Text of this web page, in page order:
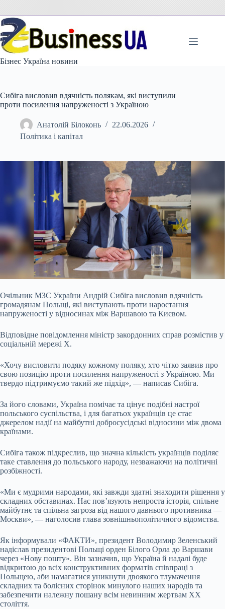
вмісту
Бізнес Україна новини
Сибіга висловив вдячність полякам, які виступили
проти посилення напруженості з Україною
Анатолій Білоконь
22.06.2026
Політика і капітал
Очільник МЗС України Андрій Сибіга висловив вдячність
громадянам Польщі, які виступають проти наростання
напруженості у відносинах між Варшавою та Києвом.
Відповідне повідомлення міністр закордонних справ розмістив у
соціальній мережі X.
«Хочу висловити подяку кожному поляку, хто чітко заявив про
свою позицію проти посилення напруженості з Україною. Ми
твердо підтримуємо такий же підхід», — написав Сибіга.
За його словами, Україна помічає та цінує подібні настрої
польського суспільства, і для багатьох українців це стає
джерелом надії на майбутні добросусідські відносини між двома
країнами.
Сибіга також підкреслив, що значна кількість українців поділяє
таке ставлення до польського народу, незважаючи на політичні
розбіжності.
«Ми є мудрими народами, які завжди здатні знаходити рішення у
складних обставинах. Нас пов’язують непроста історія, спільне
майбутнє та спільна загроза від нашого давнього противника —
Москви», — наголосив глава зовнішньополітичного відомства.
Як інформували «ФАКТИ», президент Володимир Зеленський
надіслав президентові Польщі орден Білого Орла до Варшави
через «Нову пошту». Він зазначив, що Україна й надалі буде
відкритою до всіх конструктивних форматів співпраці з
Польщею, аби намагатися уникнути двоякого тлумачення
складних та болісних сторінок минулого наших народів та
забезпечити належну пошану всім невинним жертвам XX
століття.